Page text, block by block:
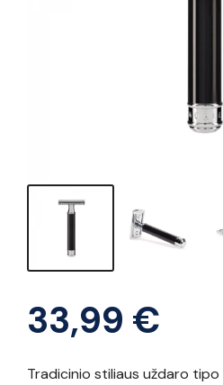
33,99 €
Tradicinio stiliaus uždaro